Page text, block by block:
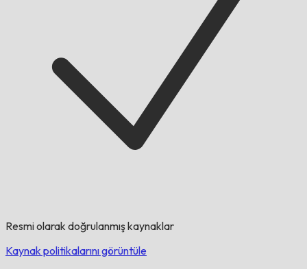
Resmi olarak doğrulanmış kaynaklar
Kaynak politikalarını görüntüle